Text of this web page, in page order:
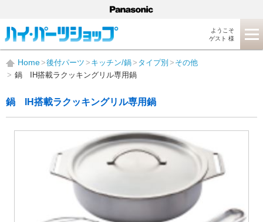
ようこそ
ゲスト 様
Home 後付パーツ キッチン/鍋 タイプ別
その他
鍋 IH搭載ラクッキングリル専用鍋
鍋 IH搭載ラクッキングリル専用鍋